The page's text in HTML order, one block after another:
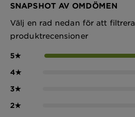
SNAPSHOT AV OMDÖMEN
Välj en rad nedan för att filtrera
produktrecensioner
5★
4★
3★
2★